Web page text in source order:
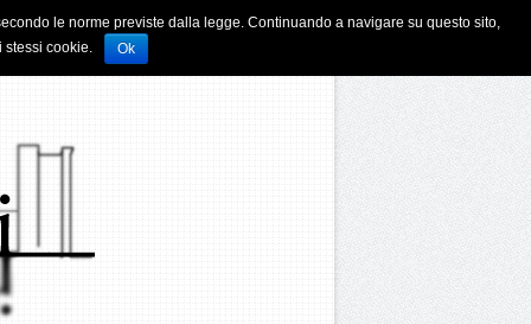
le norme previste dalla legge. Continuando a navigare su questo sito,
stessi cookie.
Ok